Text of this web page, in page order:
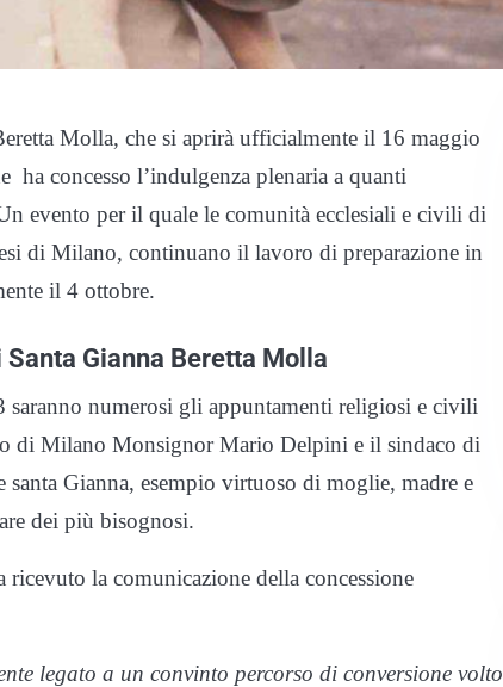
Molla, che si aprirà ufficialmente il 16 maggio
ha concesso l’indulgenza plenaria a quanti
evento per il quale le comunità ecclesiali e civili di
di Milano, continuano il lavoro di preparazione in
il 4 ottobre.
Gianna Beretta Molla
numerosi gli appuntamenti religiosi e civili
di Milano Monsignor Mario Delpini e il sindaco di
Gianna, esempio virtuoso di moglie, madre e
dei più bisognosi.
la comunicazione della concessione
legato a un convinto percorso di conversione volto